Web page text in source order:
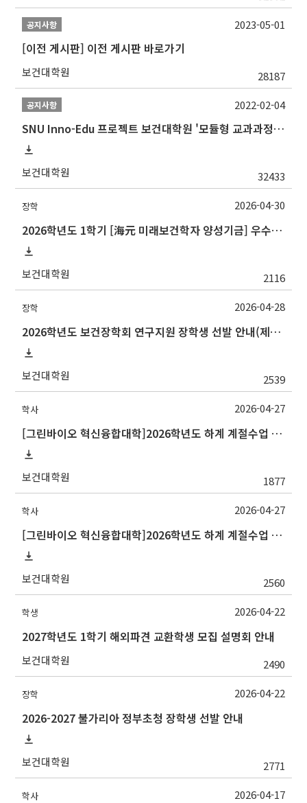
공지사항
[이전 게시판] 이전 게시판 바로가기
보건대학원 28187
2023-05-01
공지사항
SNU Inno-Edu 프로젝트 보건대학원 '모듈형 교과과정' 안내(revised 2022/2/28)
보건대학원 32433
2022-02-04
장학
2026학년도 1학기 [海元 미래보건학자 양성기금] 우수논문 장학금 장학생 선발 안내
보건대학원 2116
2026-04-30
장학
2026학년도 보건장학회 연구지원 장학생 선발 안내(제출기한 수정)
보건대학원 2539
2026-04-28
학사
[그린바이오 혁신융합대학]2026학년도 하계 계절수업 전남대학교 교류 수학 안내
보건대학원 1877
2026-04-27
학사
[그린바이오 혁신융합대학]2026학년도 하계 계절수업 충남대학교 교류 수학 안내
보건대학원 2560
2026-04-27
학생
2027학년도 1학기 해외파견 교환학생 모집 설명회 안내
보건대학원 2490
2026-04-22
장학
2026-2027 불가리아 정부초청 장학생 선발 안내
보건대학원 2771
2026-04-22
학사 2026-04-17